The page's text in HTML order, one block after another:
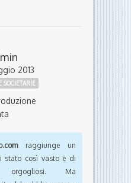
2013
SOCIETARIE
raggiunge un
stato così vasto e di
orgogliosi. Ma